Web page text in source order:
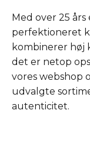
Med over 25
perfektioneret
kombinerer høj
det er netop
vores webshop
udvalgte
autenticitet.